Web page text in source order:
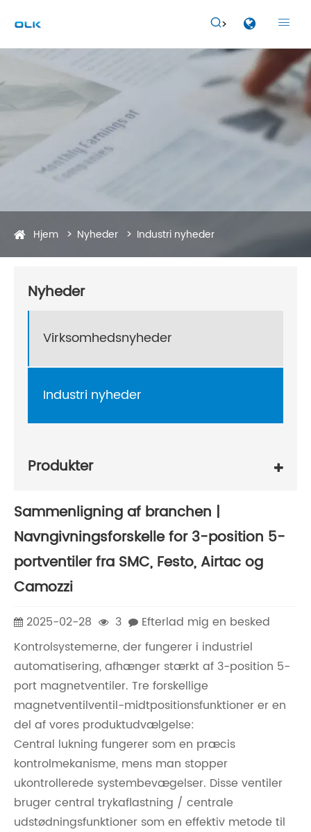
 
Hjem Nyheder Industri nyheder
Nyheder
Virksomhedsnyheder
Industri nyheder
Produkter
Sammenligning af branchen |
Navngivningsforskelle for 3-position 5-
portventiler fra SMC, Festo, Airtac og
Camozzi
2025-02-28 3
Efterlad mig en besked
Kontrolsystemerne, der fungerer i industriel
automatisering, afhænger stærkt af 3-position 5-
port magnetventiler. Tre forskellige
magnetventilventil-midtpositionsfunktioner er en
del af vores produktudvælgelse:
Central lukning fungerer som en præcis
kontrolmekanisme, mens man stopper
ukontrollerede systembevægelser. Disse ventiler
bruger central trykaflastning / centrale
udstødningsfunktioner som en effektiv metode til